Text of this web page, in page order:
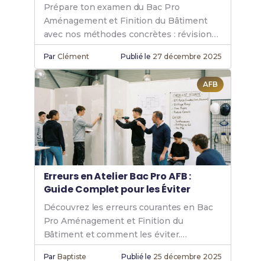
Prépare ton examen du Bac Pro
Aménagement et Finition du Bâtiment
avec nos méthodes concrètes : révisions,
épreuves écrites et pratiques.
ParClément Publié le 27 décembre 2025
AFB
Erreurs en Atelier Bac Pro AFB :
Guide Complet pour les Éviter
Découvrez les erreurs courantes en Bac
Pro Aménagement et Finition du
Bâtiment et comment les éviter.
Solutions pratiques pour réussir.
ParBaptiste Publié le 25 décembre 2025